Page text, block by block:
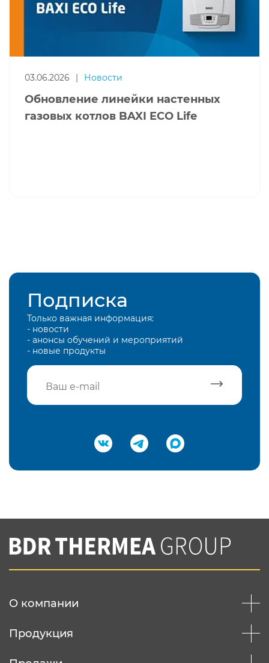
03.06.2026 | Новости
Обновление линейки настенных
газовых котлов BAXI ECO Life
Подписка
Только важная информация:
- новости
- анонсы обучений и мероприятий
- новые продукты
Подтвердить e-mail
Вы соглашаетесь с нашей политикой
конфеденциальности
О компании
Продукция